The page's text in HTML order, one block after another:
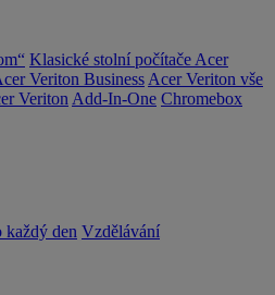
Klasické stolní počítače Acer
Veriton Business Acer Veriton vše
Veriton Add-In-One Chromebox
každý den Vzdělávání